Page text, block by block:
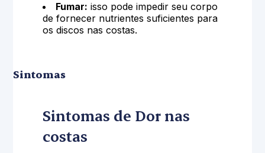
Fumar: isso pode impedir seu corpo
de fornecer nutrientes suficientes para
os discos nas costas.
Sintomas
Sintomas de Dor nas
costas